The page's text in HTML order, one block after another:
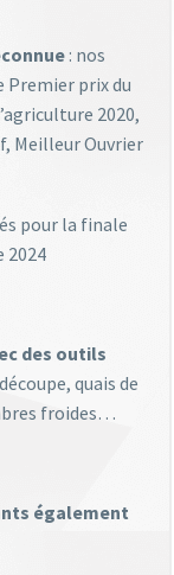
: nos
prix du
2020,
Meilleur Ouvrier
pour la finale
2024
des outils
quais de
froides…
également